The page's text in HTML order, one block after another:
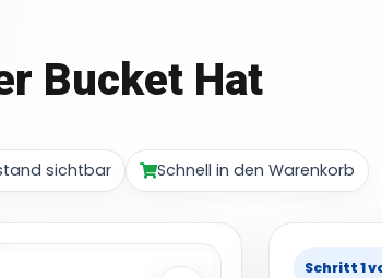
Bucket Hat
sichtbar Schnell in den Warenkorb
Schritt 1